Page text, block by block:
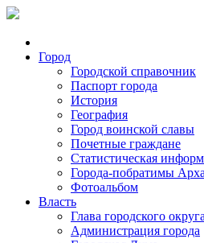
Город
Городской справочник
Паспорт города
История
География
Город воинской славы
Почетные граждане
Статистическая
Города-побратимы
Фотоальбом
Власть
Глава городского округа
Администрация города